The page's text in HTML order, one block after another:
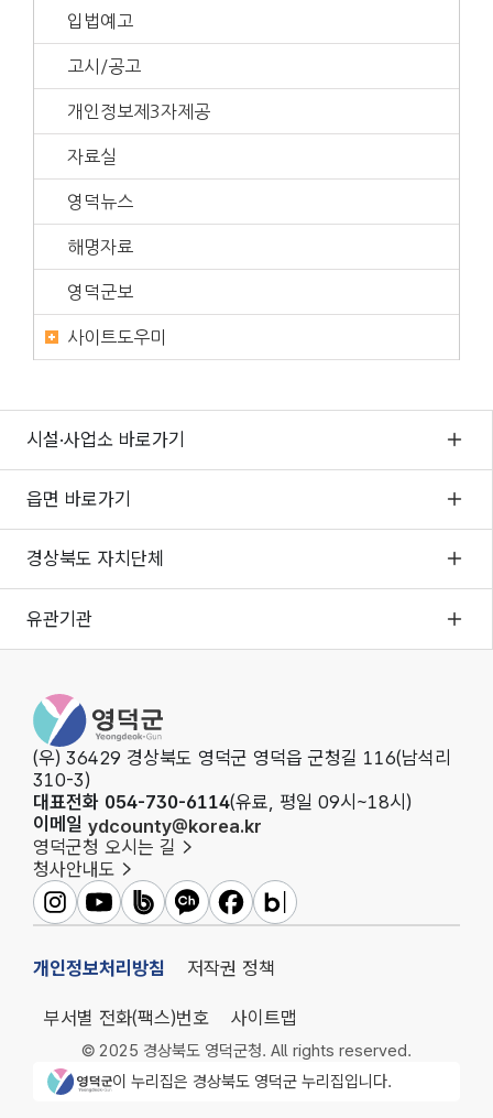
입법예고
고시/공고
개인정보제3자제공
자료실
영덕뉴스
해명자료
영덕군보
사이트도우미
시설·사업소 바로가기
읍면 바로가기
경상북도 자치단체
유관기관
영덕군청
(우) 36429 경상북도 영덕군 영덕읍 군청길 116(남석리
310-3)
대표전화 054-730-6114(유료, 평일 09시~18시)
이메일 ydcounty@korea.kr
영덕군청 오시는 길
청사안내도
영덕군인스타그램
영덕군유튜브영덕군밴드영덕군카카오채널
영덕군페이스북
영덕군블로그
개인정보처리방침 저작권 정책
부서별 전화(팩스)번호 사이트맵
© 2025 경상북도 영덕군청. All rights reserved.
영덕군청 로고이 누리집은 경상북도 영덕군 누리집입니다.